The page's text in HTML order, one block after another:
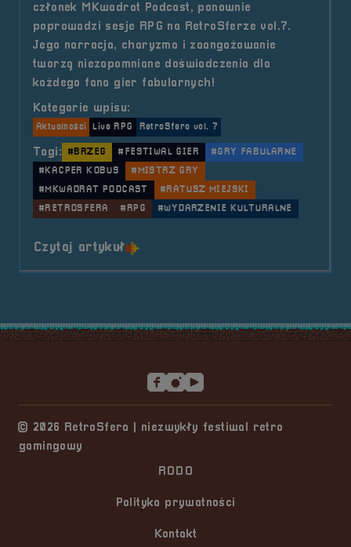
członek MKwadrat Podcast, ponownie
poprowadzi sesje RPG na RetroSferze vol.7.
Jego narracja, charyzma i zaangażowanie
tworzą niezapomniane doświadczenia dla
każdego fana gier fabularnych!
Kategorie wpisu:
Aktualności Live RPG RetroSfera vol. 7
Tagi: #BRZEG #FESTIWAL GIER
#GRY FABULARNE
#KACPER KOBUS
#MISTRZ GRY
#MKWADRAT PODCAST
#RATUSZ MIEJSKI
#RETROSFERA
#RPG #WYDARZENIE KULTURALNE
Czytaj artykuło tytule RPG Game Master
© 2026 RetroSfera | niezwykły festiwal retro
gamingowy
RODO
Polityka prywatności
Kontakt